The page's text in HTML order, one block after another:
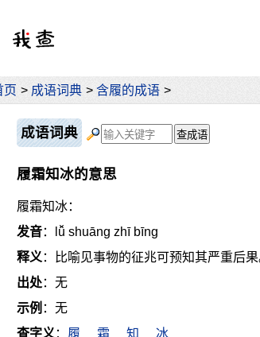
页 > 成语词典 > 含履的成语 >
成语词典
履霜知冰的意思
履霜知冰：
发音：lǚ shuāng zhī bīng
释义：比喻见事物的征兆可预知其严重后果
出处：无
示例 ：无
查字义： 履 霜 知 冰